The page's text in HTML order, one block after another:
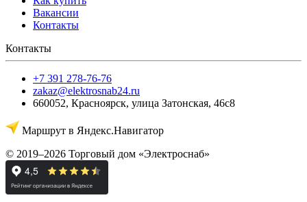
Вакансии
Контакты
Контакты
+7 391 278-76-76
zakaz@elektrosnab24.ru
660052, Красноярск, улица Затонская, 46с8
Маршрут в Яндекс.Навигатор
© 2019–2026 Торговый дом «Электроснаб»